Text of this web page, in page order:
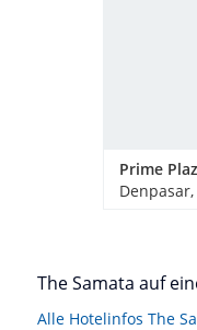
The Samata auf
Alle Hotelinfos The